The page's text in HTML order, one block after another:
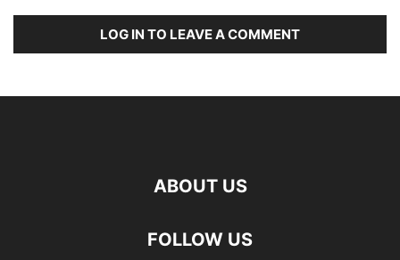
LOG IN TO LEAVE A COMMENT
ABOUT US
FOLLOW US